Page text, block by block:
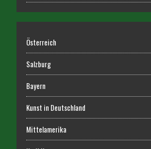
Österreich
Salzburg
Bayern
Kunst in Deutschland
Mittelamerika